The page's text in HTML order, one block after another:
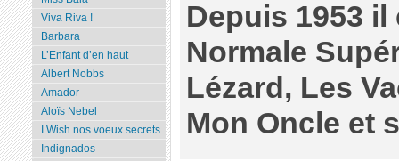
Depuis 1953 il
Normale
Lézard, Les
Mon Oncle et
Viva Riva !
Barbara
L’Enfant d’en haut
Albert Nobbs
Amador
Aloïs Nebel
I Wish nos voeux secrets
Indignados